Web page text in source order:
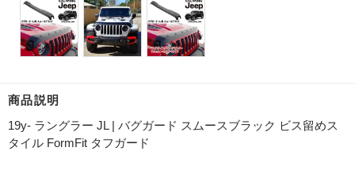
商品説明
19y- ラングラー JL | バグガード スムースブラック ビス留めス
タイル FormFit タフガード